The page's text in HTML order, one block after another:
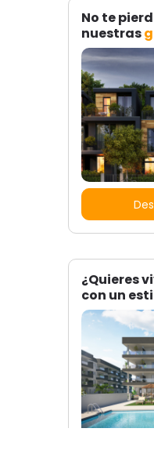
No te
nuestras
¿Quieres
con un